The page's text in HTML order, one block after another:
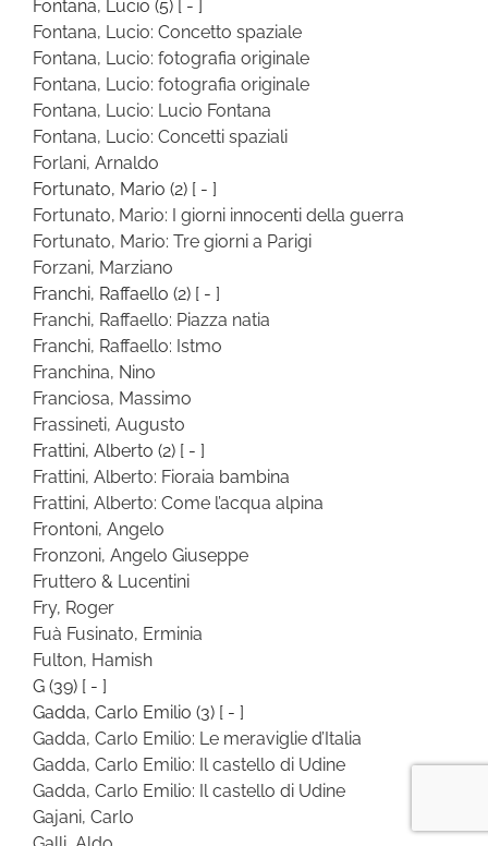
Fontana, Lucio (5) [ - ]
Fontana, Lucio: Concetto spaziale
Fontana, Lucio: fotografia originale
Fontana, Lucio: fotografia originale
Fontana, Lucio: Lucio Fontana
Fontana, Lucio: Concetti spaziali
Forlani, Arnaldo
Fortunato, Mario (2) [ - ]
Fortunato, Mario: I giorni innocenti della guerra
Fortunato, Mario: Tre giorni a Parigi
Forzani, Marziano
Franchi, Raffaello (2) [ - ]
Franchi, Raffaello: Piazza natia
Franchi, Raffaello: Istmo
Franchina, Nino
Franciosa, Massimo
Frassineti, Augusto
Frattini, Alberto (2) [ - ]
Frattini, Alberto: Fioraia bambina
Frattini, Alberto: Come l’acqua alpina
Frontoni, Angelo
Fronzoni, Angelo Giuseppe
Fruttero & Lucentini
Fry, Roger
Fuà Fusinato, Erminia
Fulton, Hamish
G (39) [ - ]
Gadda, Carlo Emilio (3) [ - ]
Gadda, Carlo Emilio: Le meraviglie d’Italia
Gadda, Carlo Emilio: Il castello di Udine
Gadda, Carlo Emilio: Il castello di Udine
Gajani, Carlo